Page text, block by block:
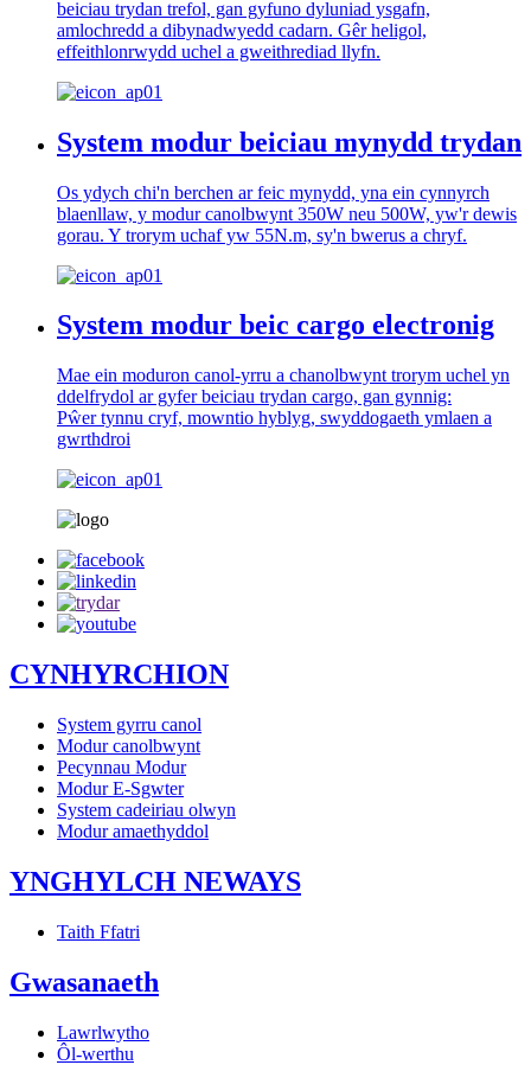
beiciau trydan trefol, gan gyfuno dyluniad ysgafn,
amlochredd a dibynadwyedd cadarn. Gêr heligol,
effeithlonrwydd uchel a gweithrediad llyfn.
System modur beiciau mynydd trydan
Os ydych chi'n berchen ar feic mynydd, yna ein cynnyrch
blaenllaw, y modur canolbwynt 350W neu 500W, yw'r dewis
gorau. Y trorym uchaf yw 55N.m, sy'n bwerus a chryf.
System modur beic cargo electronig
Mae ein moduron canol-yrru a chanolbwynt trorym uchel yn
ddelfrydol ar gyfer beiciau trydan cargo, gan gynnig:
Pŵer tynnu cryf, mowntio hyblyg, swyddogaeth ymlaen a
gwrthdroi
CYNHYRCHION
System gyrru canol
Modur canolbwynt
Pecynnau Modur
Modur E-Sgwter
System cadeiriau olwyn
Modur amaethyddol
YNGHYLCH NEWAYS
Taith Ffatri
Gwasanaeth
Lawrlwytho
Ôl-werthu